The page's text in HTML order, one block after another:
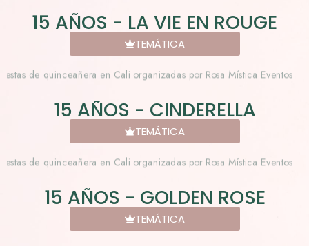
15 AÑOS - LA VIE EN ROUGE
TEMÁTICA
15 AÑOS - CINDERELLA
TEMÁTICA
15 AÑOS - GOLDEN ROSE
TEMÁTICA